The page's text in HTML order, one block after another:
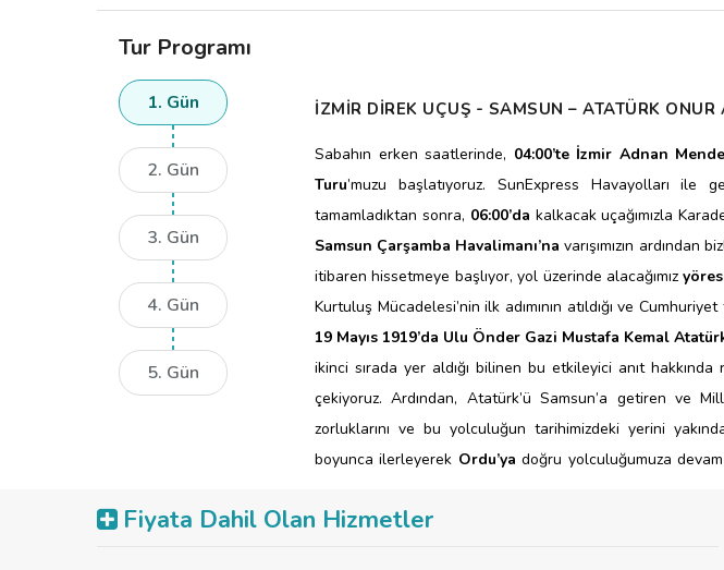
Tur Programı
1. Gün
2. Gün
3. Gün
4. Gün
5. Gün
İZMİR DİREK UÇUŞ - SAMSUN – ATATÜRK ONUR
Sabahın erken saatlerinde, 04:00’te İzmir Adnan
Turu’muzu başlatıyoruz. SunExpress Havayolları ile
tamamladıktan sonra, 06:00’da kalkacak uçağımızla
Samsun Çarşamba Havalimanı’na varışımızın ardından
itibaren hissetmeye başlıyor, yol üzerinde alacağımız
Kurtuluş Mücadelesi’nin ilk adımının atıldığı ve
19 Mayıs 1919’da Ulu Önder Gazi Mustafa Kemal
ikinci sırada yer aldığı bilinen bu etkileyici anıt
çekiyoruz. Ardından, Atatürk’ü Samsun’a getiren ve
zorluklarını ve bu yolculuğun tarihimizdeki yerini
boyunca ilerleyerek Ordu’ya doğru yolculuğumuza
Türkülere konu olmuş bu eşsiz seyir terasında,
Fiyata Dahil Olan Hizmetler